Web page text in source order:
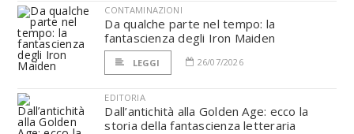
CONTAMINAZIONI
Da qualche parte nel tempo: la
fantascienza degli Iron Maiden
LEGGI 26/07/2026
EDITORIA
Dall’antichità alla Golden Age: ecco la
storia della fantascienza letteraria